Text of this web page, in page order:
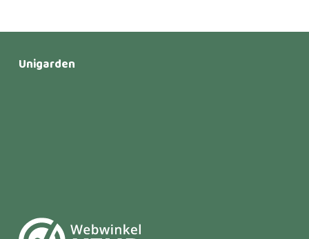
Unigarden